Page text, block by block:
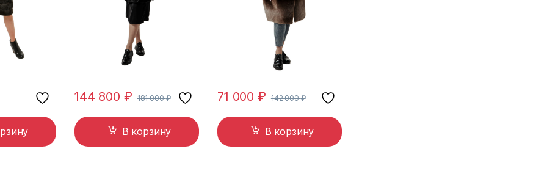
144 800 ₽ 181 000₽
В корзину
71 000₽ 142 000₽
В корзину